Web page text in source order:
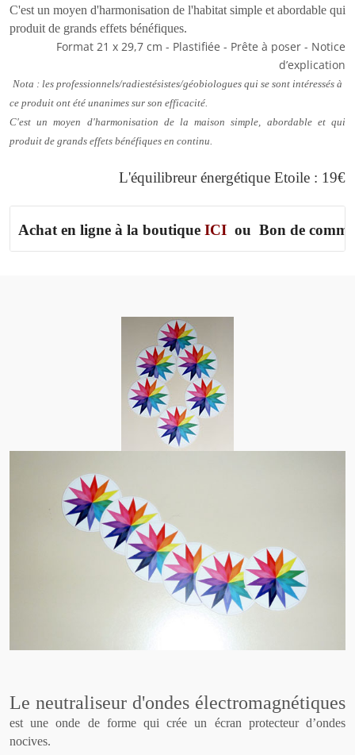
C'est un moyen d'harmonisation de l'habitat simple et abordable qui
produit de grands effets bénéfiques.
Format 21 x 29,7 cm - Plastifiée - Prête à poser - Notice
d’explication
Nota : les professionnels/radiestésistes/géobiologues qui se sont intéressés à
ce produit ont été unanimes sur son efficacité.
C'est un moyen d'harmonisation de la maison simple, abordable et qui
produit de grands effets bénéfiques en continu.
L'équilibreur énergétique Etoile : 19€
Achat en ligne à la boutique ICI
  ou
Bon de
Le neutraliseur d'ondes électromagnétiques
est une onde de forme qui crée un écran protecteur d’ondes
nocives.